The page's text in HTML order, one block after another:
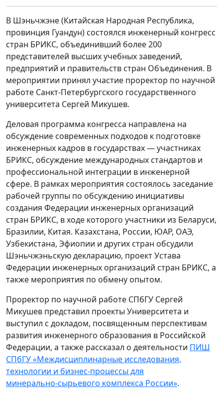
В Шэньчжэне (Китайская Народная Республика,
провинция Гуандун) состоялся инженерный конгресс
стран БРИКС, объединивший более 200
представителей высших учебных заведений,
предприятий и правительств стран Объединения. В
мероприятии принял участие проректор по научной
работе Санкт‑Петербургского государственного
университета Сергей Микушев.
Деловая программа конгресса направлена на
обсуждение современных подходов к подготовке
инженерных кадров в государствах — участниках
БРИКС, обсуждение международных стандартов и
профессиональной интеграции в инженерной
сфере. В рамках мероприятия состоялось заседание
рабочей группы по обсуждению инициативы
создания Федерации инженерных организаций
стран БРИКС, в ходе которого участники из Беларуси,
Бразилии, Китая. Казахстана, России, ЮАР, ОАЭ,
Узбекистана, Эфиопии и других стран обсудили
Шэньчжэньскую декларацию, проект Устава
Федерации инженерных организаций стран БРИКС, а
также мероприятия по обмену опытом.
Проректор по научной работе СПбГУ Сергей
Микушев представил проекты Университета и
выступил с докладом, посвященным перспективам
развития инженерного образования в Российской
Федерации, а также рассказал о деятельности ПИШ
СПбГУ «Междисциплинарные исследования,
технологии и бизнес‑процессы для
минерально‑сырьевого комплекса России».